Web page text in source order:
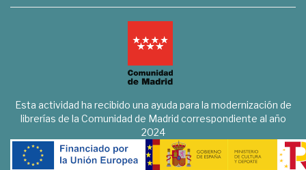
Esta actividad ha recibido una ayuda para la modernización de
librerías de la Comunidad de Madrid correspondiente al año
2024